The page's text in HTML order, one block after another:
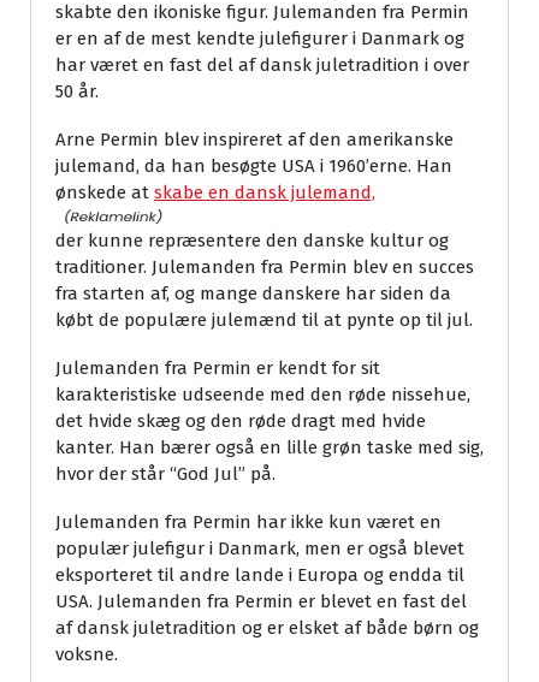
skabte den ikoniske figur. Julemanden fra Permin
er en af de mest kendte julefigurer i Danmark og
har været en fast del af dansk juletradition i over
50 år.
Arne Permin blev inspireret af den amerikanske
julemand, da han besøgte USA i 1960’erne. Han
ønskede at skabe en dansk julemand,
der kunne repræsentere den danske kultur og
traditioner. Julemanden fra Permin blev en succes
fra starten af, og mange danskere har siden da
købt de populære julemænd til at pynte op til jul.
Julemanden fra Permin er kendt for sit
karakteristiske udseende med den røde nissehue,
det hvide skæg og den røde dragt med hvide
kanter. Han bærer også en lille grøn taske med sig,
hvor der står “God Jul” på.
Julemanden fra Permin har ikke kun været en
populær julefigur i Danmark, men er også blevet
eksporteret til andre lande i Europa og endda til
USA. Julemanden fra Permin er blevet en fast del
af dansk juletradition og er elsket af både børn og
voksne.